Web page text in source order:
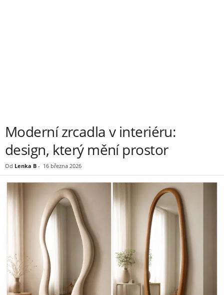
Moderní zrcadla v interiéru:
design, který mění prostor
Od Lenka B - 16 března 2026